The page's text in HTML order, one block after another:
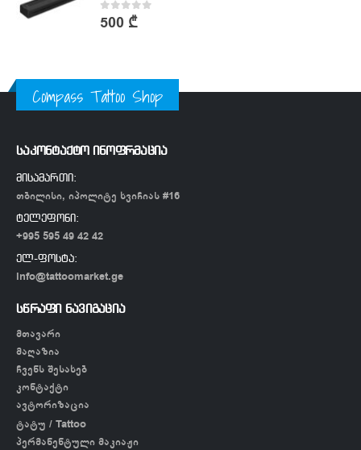
0out of 5
500 ₾
Compass Tattoo Shop
საკონტაქტო ინოფრმაცია
მისამართი:
თბილისი, იპოლიტე ხვიჩიას #16
ტელეფონი:
+995 595 49 42 42
ელ-ფოსტა:
info@tattoomarket.ge
სწრაფი ნავიგაცია
მთავარი
მაღაზია
ჩვენს შესახებ
კონტაქტი
ავტორიზაცია
ტატუ / Tattoo
პერმანენტული მაკიაჟი